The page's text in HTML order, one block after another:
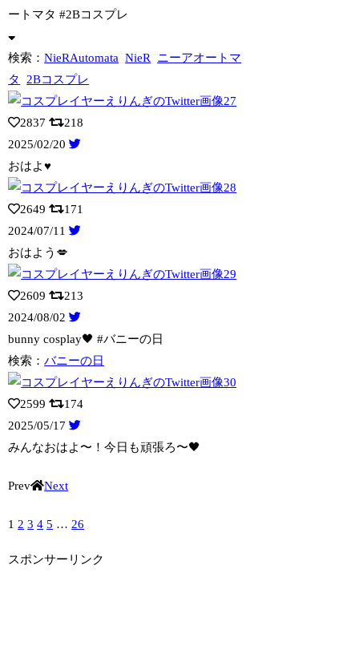
ートマタ #2Bコスプレ
検索：NieRAutomata NieR ニーアオートマ
タ
2Bコスプレ
2837
218
2025/02/20
おはよ♥︎
2649
171
2024/07/11
おはよう💋
2609
213
2024/08/02
bunny cosplay🖤 #バニーの日
検索：バニーの日
2599
174
2025/05/17
みんなおはよ〜！今日も頑張ろ〜🖤
Prev Next
1 2 3 4 5 … 26
スポンサーリンク